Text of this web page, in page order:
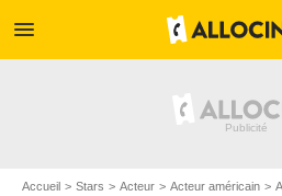
menu
Accueil Stars Acteur Acteur américain